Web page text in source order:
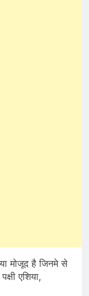
मोजूद है जिनमे से
एशिया,